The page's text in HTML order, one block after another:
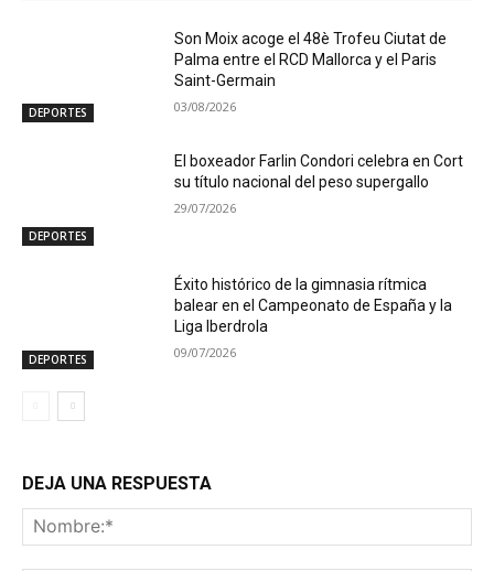
DEPORTES
Son Moix acoge el 48è Trofeu Ciutat de
Palma entre el RCD Mallorca y el Paris
Saint-Germain
03/08/2026
DEPORTES
El boxeador Farlin Condori celebra en Cort
su título nacional del peso supergallo
29/07/2026
DEPORTES
Éxito histórico de la gimnasia rítmica
balear en el Campeonato de España y la
Liga Iberdrola
09/07/2026
DEJA UNA RESPUESTA